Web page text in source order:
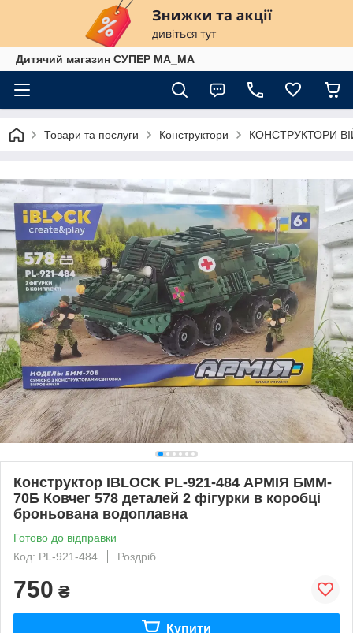
Дитячий магазин СУПЕР МА_МА
Товари та послуги Конструктори КОНСТРУКТОРИ
Конструктор IBLOCK PL-921-484 АРМІЯ БMM-
70Б Ковчег 578 деталей 2 фігурки в коробці
броньована водоплавна
Готово до відправки
Код: PL-921-484
Роздріб
750 ₴
Купити